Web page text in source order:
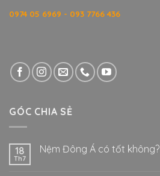
0974 05 6969 - 093 7766 436
GÓC CHIA SẺ
18
Th7
Nệm Đông Á có tốt không?